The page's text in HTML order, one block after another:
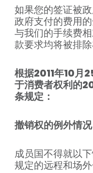
如果您的签证被
政府支付的费用
与我们的手续费
款要求均将被排
根据2011年10月
于消费者权利的
条规定：
撤销权的例外情况
成员国不得就以
规定的远程和场